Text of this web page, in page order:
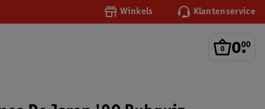
Winkels Klantenservice
0.
00